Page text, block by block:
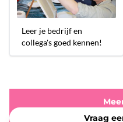
Leer je bedrijf en
collega's goed kennen!
Vraag